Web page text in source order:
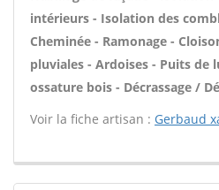
intérieurs - Isolation des
Cheminée - Ramonage -
pluviales - Ardoises - Puits de
ossature bois - Décrassage /
Voir la fiche artisan : Gerbaud